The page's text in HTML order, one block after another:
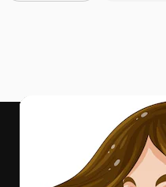
Vídeos
Plantillas de vídeos